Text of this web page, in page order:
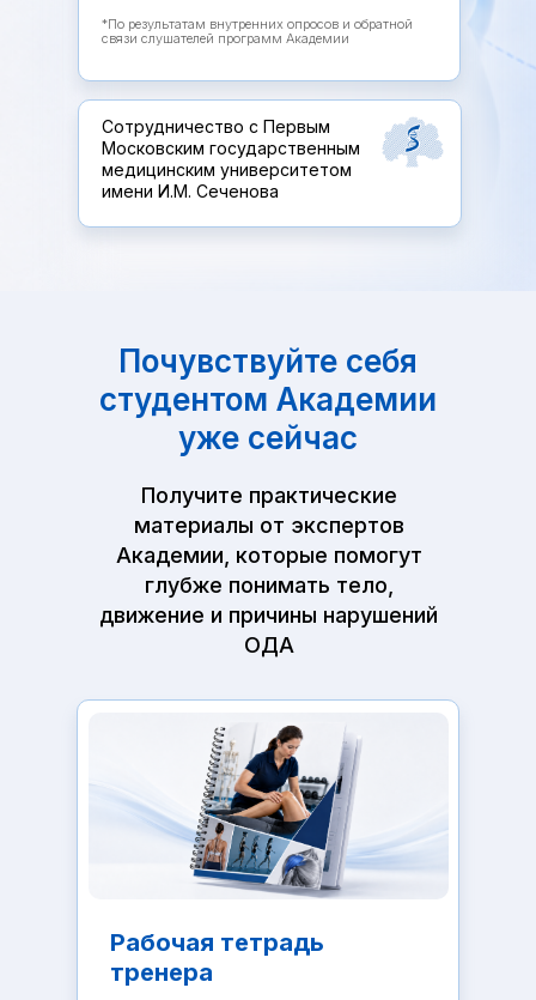
Сотрудничество с Первым
Московским государственным
медицинским университетом
имени И.М. Сеченова
*По результатам внутренних опросов и обратной
связи слушателей программ Академии
Почувствуйте себя
студентом Академии
уже сейчас
Рабочая тетрадь
тренера
Получите практические
материалы от экспертов
Академии, которые помогут
глубже понимать тело,
движение и причины нарушений
ОДА